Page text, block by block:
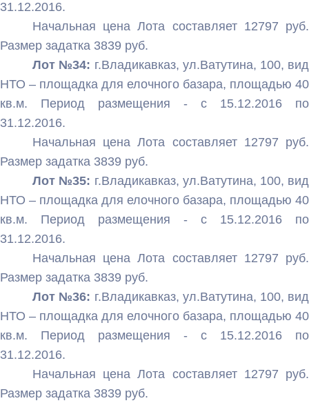
31.12.2016.
Начальная цена Лота составляет 12797 руб.
Размер задатка 3839 руб.
Лот №34: г.Владикавказ, ул.Ватутина, 100, вид
НТО – площадка для елочного базара, площадью 40
кв.м. Период размещения - с 15.12.2016 по
31.12.2016.
Начальная цена Лота составляет 12797 руб.
Размер задатка 3839 руб.
Лот №35: г.Владикавказ, ул.Ватутина, 100, вид
НТО – площадка для елочного базара, площадью 40
кв.м. Период размещения - с 15.12.2016 по
31.12.2016.
Начальная цена Лота составляет 12797 руб.
Размер задатка 3839 руб.
Лот №36: г.Владикавказ, ул.Ватутина, 100, вид
НТО – площадка для елочного базара, площадью 40
кв.м. Период размещения - с 15.12.2016 по
31.12.2016.
Начальная цена Лота составляет 12797 руб.
Размер задатка 3839 руб.